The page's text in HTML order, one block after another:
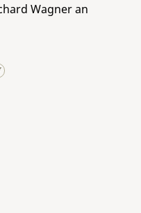
Wagner an